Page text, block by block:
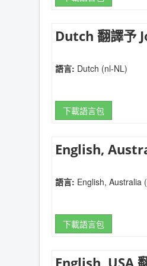
Dutch 翻譯予
語言: Dutch (nl-NL)
下載語言包
English,
語言: English, Australia
下載語言包